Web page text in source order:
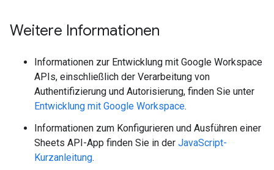
Weitere Informationen
Informationen zur Entwicklung mit Google Workspace
APIs, einschließlich der Verarbeitung von
Authentifizierung und Autorisierung, finden Sie unter
Entwicklung mit Google Workspace.
Informationen zum Konfigurieren und Ausführen einer
Sheets API-App finden Sie in der JavaScript-
Kurzanleitung.